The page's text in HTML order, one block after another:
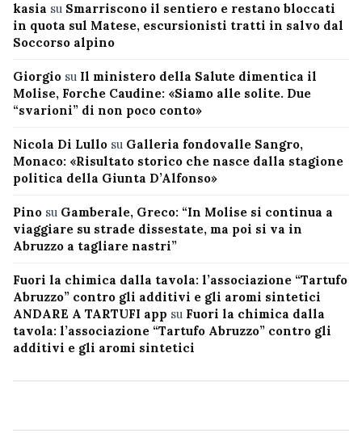
kasia su Smarriscono il sentiero e restano bloccati
in quota sul Matese, escursionisti tratti in salvo dal
Soccorso alpino
Giorgio su Il ministero della Salute dimentica il
Molise, Forche Caudine: «Siamo alle solite. Due
“svarioni” di non poco conto»
Nicola Di Lullo su Galleria fondovalle Sangro,
Monaco: «Risultato storico che nasce dalla stagione
politica della Giunta D’Alfonso»
Pino su Gamberale, Greco: “In Molise si continua a
viaggiare su strade dissestate, ma poi si va in
Abruzzo a tagliare nastri”
Fuori la chimica dalla tavola: l’associazione “Tartufo
Abruzzo” contro gli additivi e gli aromi sintetici
ANDARE A TARTUFI app su Fuori la chimica dalla
tavola: l’associazione “Tartufo Abruzzo” contro gli
additivi e gli aromi sintetici